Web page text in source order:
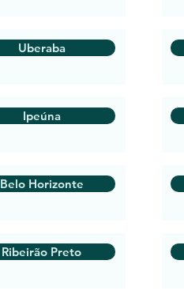
Uberaba
Ipeúna
Belo Horizonte
Ribeirão Preto